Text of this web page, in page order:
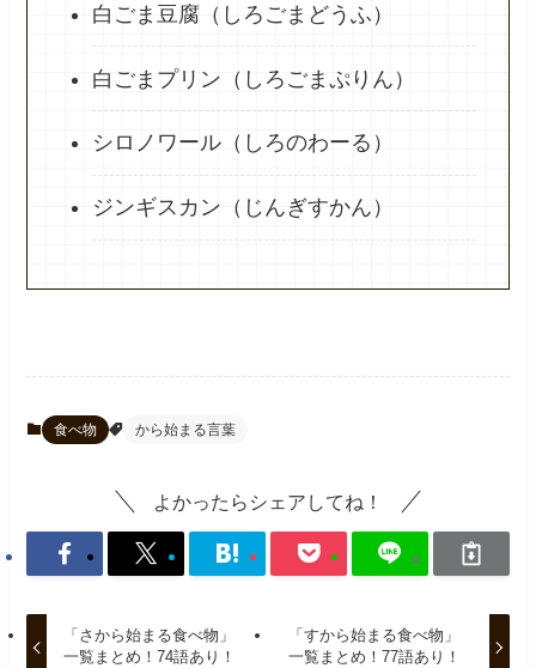
白ごま豆腐（しろごまどうふ）
白ごまプリン（しろごまぷりん）
シロノワール（しろのわーる）
ジンギスカン（じんぎすかん）
食べ物 から始まる言葉
よかったらシェアしてね！
「さから始まる食べ物」
一覧まとめ！74語あり！
「すから始まる食べ物」
一覧まとめ！77語あり！